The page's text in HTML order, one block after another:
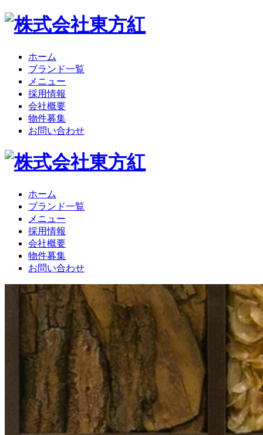
ホーム
ブランド一覧
メニュー
採用情報
会社概要
物件募集
お問い合わせ
ホーム
ブランド一覧
メニュー
採用情報
会社概要
物件募集
お問い合わせ